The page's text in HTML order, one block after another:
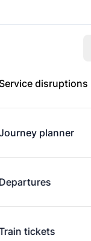
Service disruptions
planner
tickets
app for
between
based on this